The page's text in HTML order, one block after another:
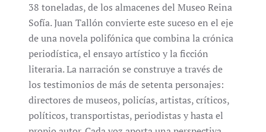
38 toneladas, de los almacenes del Museo Reina
Sofía. Juan Tallón convierte este suceso en el eje
de una novela polifónica que combina la crónica
periodística, el ensayo artístico y la ficción
literaria. La narración se construye a través de
los testimonios de más de setenta personajes:
directores de museos, policías, artistas, críticos,
políticos, transportistas, periodistas y hasta el